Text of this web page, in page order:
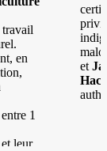
en
1
leur
et